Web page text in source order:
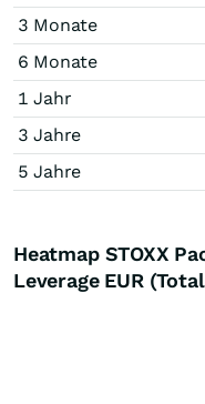
3 Monate
6 Monate
1 Jahr
3 Jahre
5 Jahre
Heatmap STOXX
Leverage EUR